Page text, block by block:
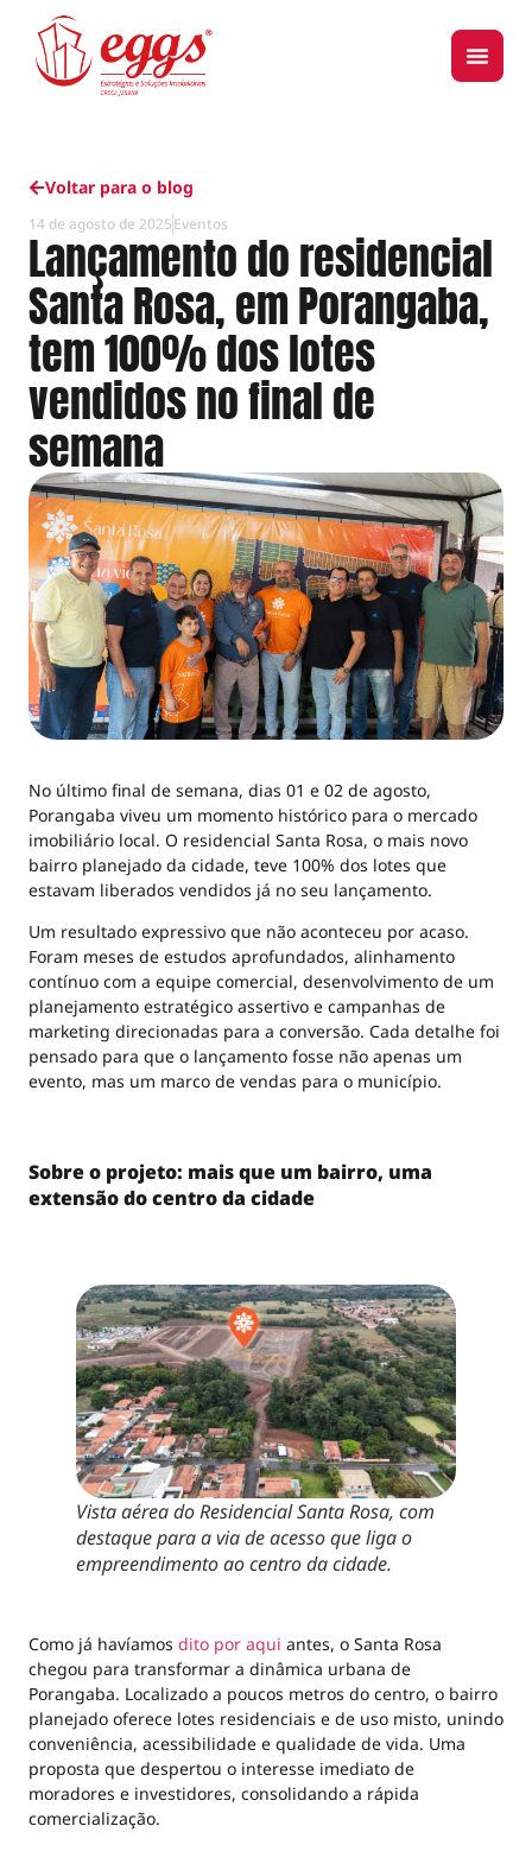
Voltar para o blog
14 de agosto de 2025Eventos
Lançamento do residencial
Santa Rosa, em Porangaba,
tem 100% dos lotes
vendidos no final de
semana
No último final de semana, dias 01 e 02 de agosto,
Porangaba viveu um momento histórico para o mercado
imobiliário local. O residencial Santa Rosa, o mais novo
bairro planejado da cidade, teve 100% dos lotes que
estavam liberados vendidos já no seu lançamento.
Um resultado expressivo que não aconteceu por acaso.
Foram meses de estudos aprofundados, alinhamento
contínuo com a equipe comercial, desenvolvimento de um
planejamento estratégico assertivo e campanhas de
marketing direcionadas para a conversão. Cada detalhe foi
pensado para que o lançamento fosse não apenas um
evento, mas um marco de vendas para o município.
Sobre o projeto: mais que um bairro, uma
extensão do centro da cidade
Vista aérea do Residencial Santa Rosa, com
destaque para a via de acesso que liga o
empreendimento ao centro da cidade.
Como já havíamos dito por aqui antes, o Santa Rosa
chegou para transformar a dinâmica urbana de
Porangaba. Localizado a poucos metros do centro, o bairro
planejado oferece lotes residenciais e de uso misto, unindo
conveniência, acessibilidade e qualidade de vida. Uma
proposta que despertou o interesse imediato de
moradores e investidores, consolidando a rápida
comercialização.